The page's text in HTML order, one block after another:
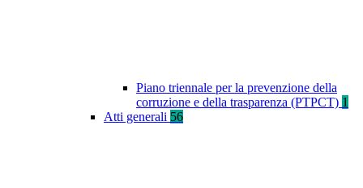
Piano triennale per la prevenzione della
corruzione e della trasparenza (PTPCT) 1
Atti generali 56